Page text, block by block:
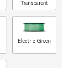
Transparent
Electric Green